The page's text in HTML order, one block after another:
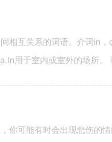
相互关系的词语。介词in
用于室内或室外的场所
你可能有时会出现悲伤的